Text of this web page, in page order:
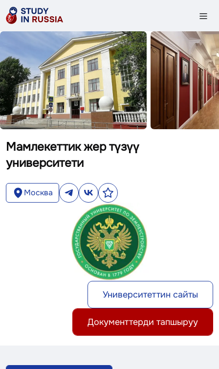
Мамлекеттик жер түзүү
университети
Москва
Университеттин сайты
Документтерди тапшыруу